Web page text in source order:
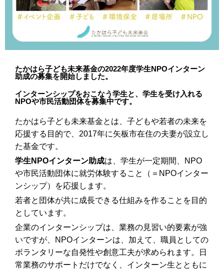
たかはら子ども未来基金の2022年度学生NPOインターン
助成の募集を開始しました。
インターンシップをおこなう学生と、学生を受け入れる
NPOや市民活動団体を募集中です。
たかはら子ども未来基金とは、子どもや若者の未来を
応援する目的で、2017年に矢板市在住の夫妻が設立し
た基金です。
学生NPOインターン助成は、学生が一定期間、NPO
や市民活動団体に就労体験すること（＝NPOインター
ンシップ）を応援します。
若者と団体が共に成長できる仕組みを作ることを目的
としています。
企業のインターンシップは、業務の見習い的要素が強
いですが、NPOインターンは、加えて、職員としての
ボランタリーな自発性や創意工夫が求められます。日
常業務のサポートだけでなく、インターン生とともに